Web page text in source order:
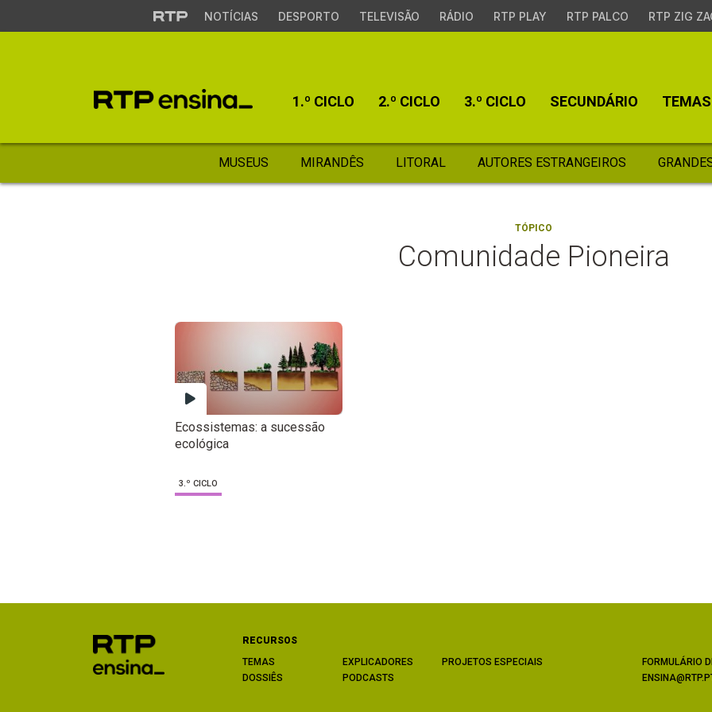
NOTÍCIAS DESPORTO TELEVISÃO RÁDIO RTP PLAY RTP PALCO RTP ZIG
1.º CICLO 2.º CICLO 3.º CICLO SECUNDÁRIO TEMAS
MUSEUS MIRANDÊS LITORAL AUTORES ESTRANGEIROS
TÓPICO
Comunidade Pioneira
Ecossistemas: a sucessão
ecológica
3.º CICLO
RECURSOS
TEMAS
DOSSIÊS
EXPLICADORES
PODCASTS
PROJETOS ESPECIAIS
FORMULÁRIO